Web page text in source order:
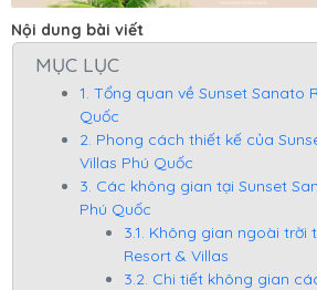
Nội dung bài viết
MỤC LỤC
1. Tổng quan về Sunset Sanato
Quốc
2. Phong cách thiết kế của
Villas Phú Quốc
3. Các không gian tại Sunset
Phú Quốc
3.1. Không gian ngoài trời
Resort & Villas
3.2. Chi tiết không gian